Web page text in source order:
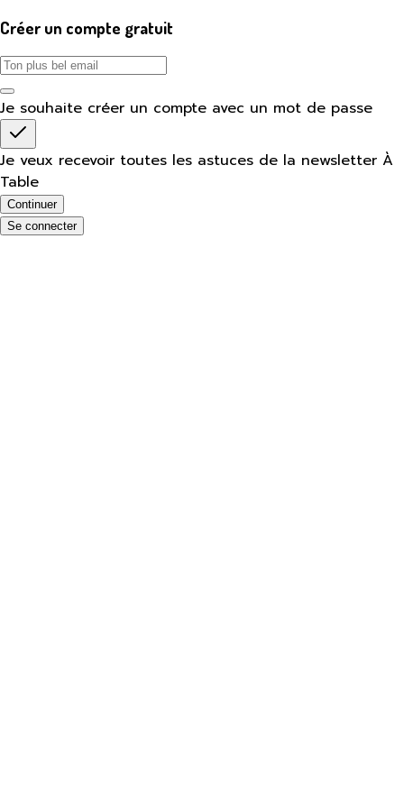
Créer un compte gratuit
Je souhaite créer un compte avec un mot de passe
Je veux recevoir toutes les astuces de la newsletter À
Table
Continuer
Se connecter